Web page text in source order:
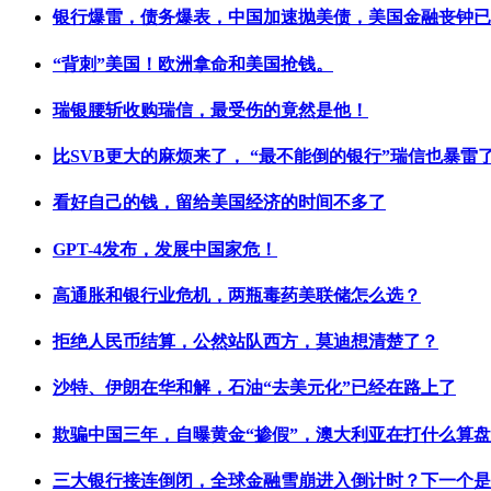
银行爆雷，债务爆表，中国加速抛美债，美国金融丧钟
“背刺”美国！欧洲拿命和美国抢钱。
瑞银腰斩收购瑞信，最受伤的竟然是他！
比SVB更大的麻烦来了， “最不能倒的银行”瑞信也暴雷
看好自己的钱，留给美国经济的时间不多了
GPT-4发布，发展中国家危！
高通胀和银行业危机，两瓶毒药美联储怎么选？
拒绝人民币结算，公然站队西方，莫迪想清楚了？
沙特、伊朗在华和解，石油“去美元化”已经在路上了
欺骗中国三年，自曝黄金“掺假”，澳大利亚在打什么算盘
三大银行接连倒闭，全球金融雪崩进入倒计时？下一个